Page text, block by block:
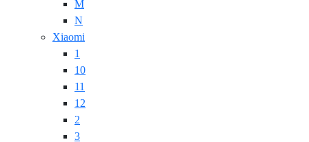
M
N
Xiaomi
1
10
11
12
2
3